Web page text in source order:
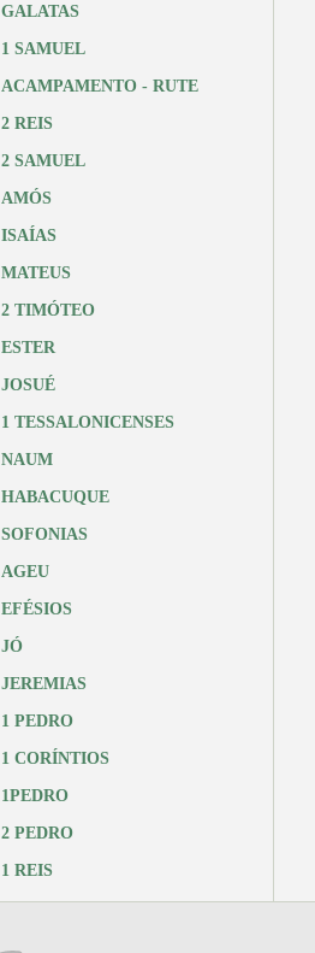
GALATAS
1 SAMUEL
ACAMPAMENTO - RUTE
2 REIS
2 SAMUEL
AMÓS
ISAÍAS
MATEUS
2 TIMÓTEO
ESTER
JOSUÉ
1 TESSALONICENSES
NAUM
HABACUQUE
SOFONIAS
AGEU
EFÉSIOS
JÓ
JEREMIAS
1 PEDRO
1 CORÍNTIOS
1PEDRO
2 PEDRO
1 REIS